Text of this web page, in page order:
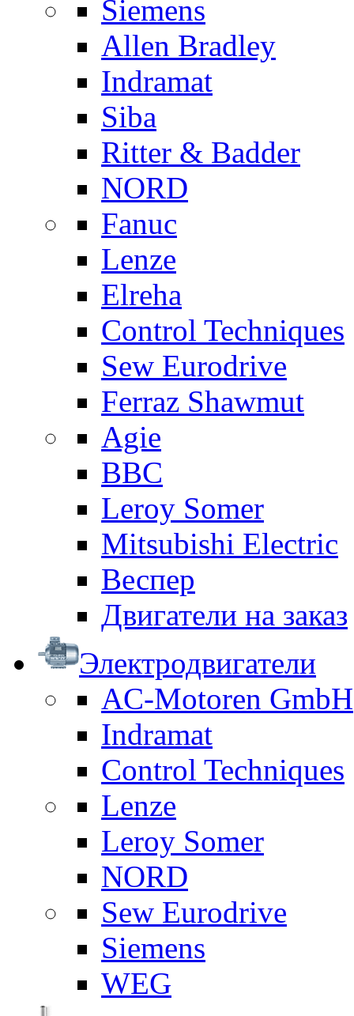
Siemens
Allen Bradley
Indramat
Siba
Ritter & Badder
NORD
Fanuc
Lenze
Elreha
Control Techniques
Sew Eurodrive
Ferraz Shawmut
Agie
BBC
Leroy Somer
Mitsubishi Electric
Веспер
Двигатели на заказ
Электродвигатели
AC-Motoren GmbH
Indramat
Control Techniques
Lenze
Leroy Somer
NORD
Sew Eurodrive
Siemens
WEG